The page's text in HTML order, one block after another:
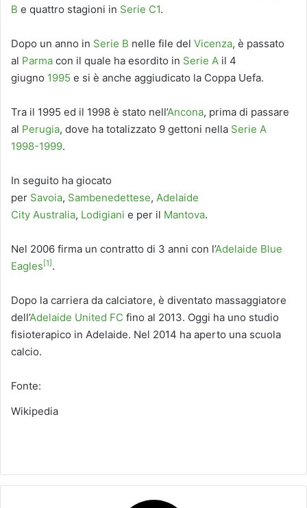
B e quattro stagioni in Serie C1.
Dopo un anno in Serie B nelle file del Vicenza, è passato
al Parma con il quale ha esordito in Serie A il 4
giugno 1995 e si è anche aggiudicato la Coppa Uefa.
Tra il 1995 ed il 1998 è stato nell’Ancona, prima di passare
al Perugia, dove ha totalizzato 9 gettoni nella Serie A
1998-1999.
In seguito ha giocato
per Savoia, Sambenedettese, Adelaide
City Australia, Lodigiani e per il Mantova.
Nel 2006 firma un contratto di 3 anni con l’Adelaide Blue
Eagles [1] .
Dopo la carriera da calciatore, è diventato massaggiatore
dell’Adelaide United FC fino al 2013. Oggi ha uno studio
fisioterapico in Adelaide. Nel 2014 ha aperto una scuola
calcio.
Fonte:
Wikipedia